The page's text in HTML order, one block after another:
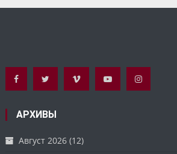
АРХИВЫ
Август 2026 (12)